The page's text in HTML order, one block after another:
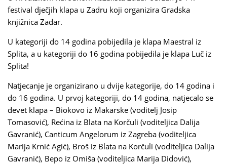
festival dječjih klapa u Zadru koji organizira Gradska
knjižnica Zadar.
U kategoriji do 14 godina pobijedila je klapa Maestral iz
Splita, a u kategoriji do 16 godina pobijedila je klapa Luč iz
Splita!
Natjecanje je organizirano u dvije kategorije, do 14 godina i
do 16 godina. U prvoj kategoriji, do 14 godina, natjecalo se
devet klapa – Biokovo iz Makarske (voditelj Josip
Tomasović), Rećina iz Blata na Korčuli (voditeljica Dalija
Gavranić), Canticum Angelorum iz Zagreba (voditeljica
Marija Krnić Agić), Broš iz Blata na Korčuli (voditeljica Dalija
Gavranić), Bepo iz Omiša (voditeljica Marija Didović),